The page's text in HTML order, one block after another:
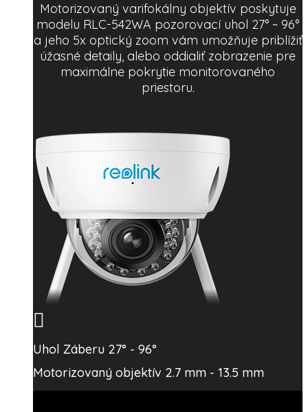
Motorizovaný varifokálny objektív poskytuje
modelu RLC-542WA pozorovací uhol 27° ~ 96°
a jeho 5x optický zoom vám umožňuje priblížiť
úžasné detaily, alebo oddialiť zobrazenie pre
maximálne pokrytie monitorovaného
priestoru.
Uhol Záberu 27° - 96°
Motorizovaný objektív 2.7 mm - 13.5 mm